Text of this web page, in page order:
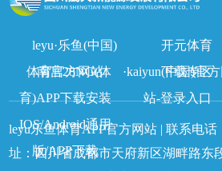
leyu·乐鱼(中国)
体育官方网站
开元体育
·kaiyun(中国)官方
站-登录入口
南宫28NG(体
育)APP下载安装
IOS/Android通用
版/APP下载
下载专区
leyu乐鱼体育APP官方网站 | 联系电话
址：四川省成都市天府新区湖畔路东